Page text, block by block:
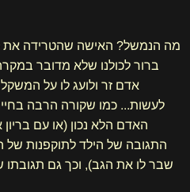
מה הנמשל? האישה שהטרידה את
ברור לכולנו שלא מדובר
אדם זר ולועג לו על
לעשות... כמו שקורה הרבה
האדם הלא נכון (או עם
התגובה של הילד לתוקפנות של
שבר לו את הגב), וכך גם תגובתו